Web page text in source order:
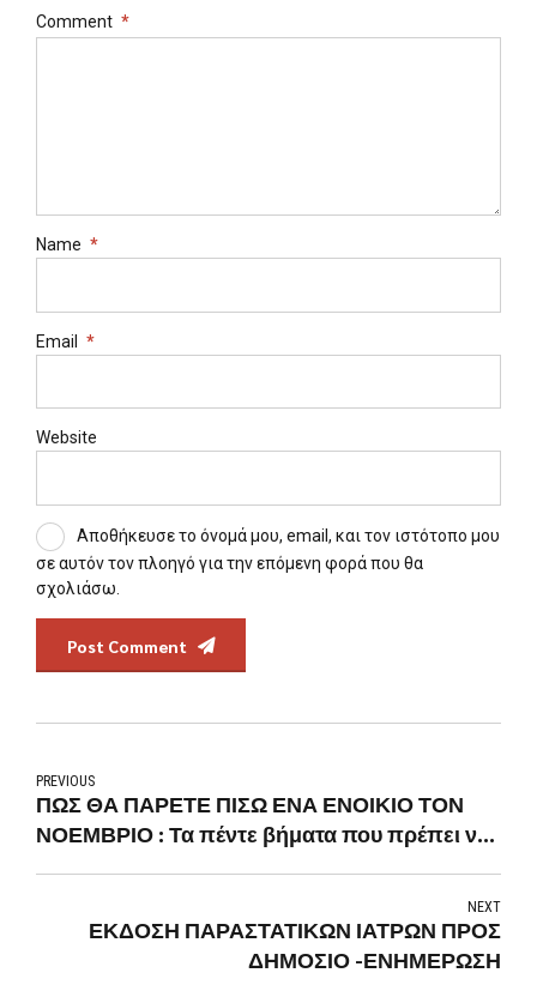
Comment *
Name *
Email *
Website
Αποθήκευσε το όνομά μου, email, και τον ιστότοπο μου
σε αυτόν τον πλοηγό για την επόμενη φορά που θα
σχολιάσω.
Post Comment
PREVIOUS
ΠΩΣ ΘΑ ΠΑΡΕΤΕ ΠΙΣΩ ΕΝΑ ΕΝΟΙΚΙΟ ΤΟΝ
ΝΟΕΜΒΡΙΟ : Τα πέντε βήματα που πρέπει να
NEXT
ΕΚΔΟΣΗ ΠΑΡΑΣΤΑΤΙΚΩΝ ΙΑΤΡΩΝ ΠΡΟΣ
ΔΗΜΟΣΙΟ -ΕΝΗΜΕΡΩΣΗ